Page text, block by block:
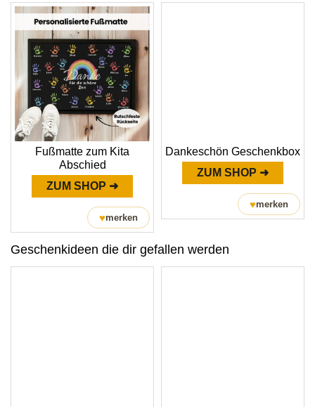
Fußmatte zum Kita
Abschied
ZUM SHOP ➜
♥merken
Dankeschön Geschenkbox
ZUM SHOP ➜
♥merken
Geschenkideen die dir gefallen werden